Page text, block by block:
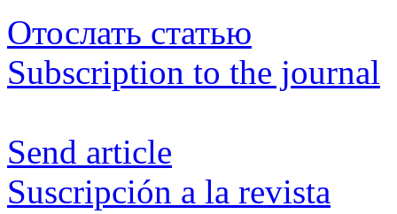
Отослать статью
Subscription to the journal
Send article
Suscripción a la revista